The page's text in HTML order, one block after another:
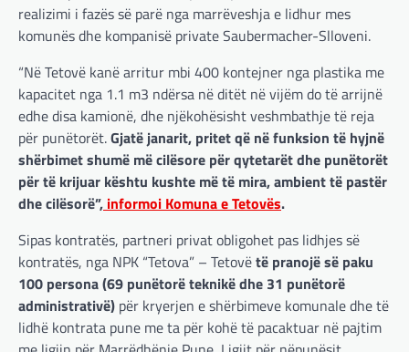
realizimi i fazës së parë nga marrëveshja e lidhur mes
komunës dhe kompanisë private Saubermacher-Slloveni.
“Në Tetovë kanë arritur mbi 400 kontejner nga plastika me
kapacitet nga 1.1 m3 ndërsa në ditët në vijëm do të arrijnë
edhe disa kamionë, dhe njëkohësisht veshmbathje të reja
për punëtorët.Gjatë janarit, pritet që në funksion të hyjnë
shërbimet shumë më cilësore për qytetarët dhe punëtorët
për të krijuar kështu kushte më të mira, ambient të pastër
dhe cilësorë”, informoi Komuna e Tetovës.
Sipas kontratës, partneri privat obligohet pas lidhjes së
kontratës, nga NPK “Tetova” – Tetovëtë pranojë së paku
100 persona (69 punëtorë teknikë dhe 31 punëtorë
administrativë) për kryerjen e shërbimeve komunale dhe të
lidhë kontrata pune me ta për kohë të pacaktuar në pajtim